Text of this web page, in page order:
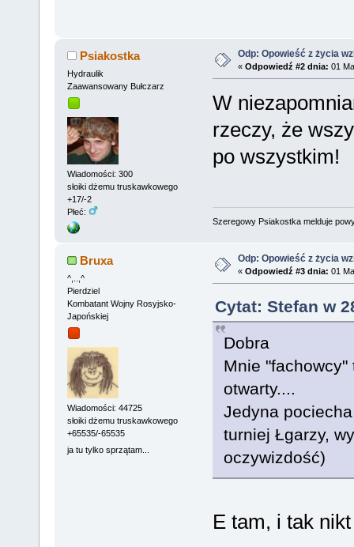
Psiakostka
Hydraulik
Zaawansowany Bułczarz
Wiadomości: 300
słoiki dżemu truskawkowego
+17/-2
Płeć:
Odp: Opowieść z życia
« Odpowiedź #2 dnia: 01
W
rzeczy, że
po wszystkim!
Szeregowy Psiakostka melduje
Bruxa
^,..,^
Pierdziel
Kombatant Wojny Rosyjsko-
Japońskiej
Wiadomości: 44725
słoiki dżemu truskawkowego
+65535/-65535
ja tu tylko sprzątam...
Odp: Opowieść z życia
« Odpowiedź #3 dnia: 01
Cytat: Stefan w
Dobra
Mnie
otwarty....
Jedyna
turniej Łgarzy,
oczywizdość)
E tam, i tak